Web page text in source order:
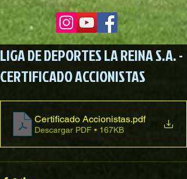
LIGA DE DEPORTES LA REINA S.A. -
CERTIFICADO ACCIONISTAS
Certificado Accionistas.pdf
Descargar PDF • 167KB